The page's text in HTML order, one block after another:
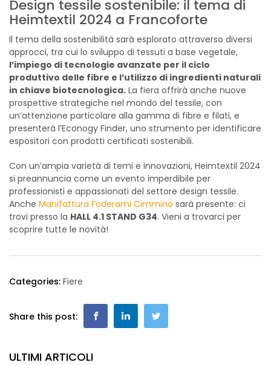
Design tessile sostenibile: il tema di
Heimtextil 2024 a Francoforte
Il tema della sostenibilità sarà esplorato attraverso diversi
approcci, tra cui lo sviluppo di tessuti a base vegetale,
l’impiego di tecnologie avanzate per il ciclo
produttivo delle fibre e l’utilizzo di ingredienti naturali
in chiave biotecnologica. La fiera offrirà anche nuove
prospettive strategiche nel mondo del tessile, con
un’attenzione particolare alla gamma di fibre e filati, e
presenterà l’Econogy Finder, uno strumento per identificare
espositori con prodotti certificati sostenibili.
Con un’ampia varietà di temi e innovazioni, Heimtextil 2024
si preannuncia come un evento imperdibile per
professionisti e appassionati del settore design tessile.
Anche Manifattura Foderami Cimmino sarà presente: ci
trovi presso la HALL 4.1 STAND G34. Vieni a trovarci per
scoprire tutte le novità!
Categories: Fiere
Share this post:
ULTIMI ARTICOLI